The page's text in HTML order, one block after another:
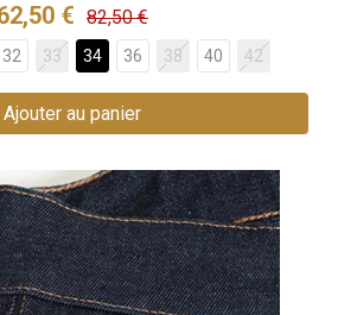
€ 82,50 €
32 33 34 36 38 40 42
Ajouter au panier